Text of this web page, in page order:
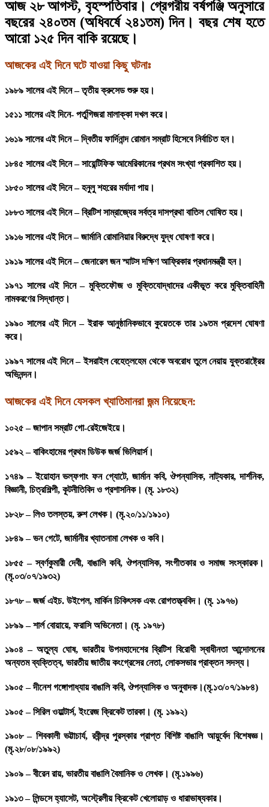
আজ ২৮ আগস্ট, বৃহস্পতিবার। গ্রেগরীয় বর্ষপঞ্জি অনুসারে
বছরের ২৪০তম (অধিবর্ষে ২৪১তম) দিন। বছর শেষ হতে
আরো ১২৫ দিন বাকি রয়েছে।
আজকের এই দিনে ঘটে যাওয়া কিছু ঘটনাঃ
১৯৮৯ সালের এই দিনে – তৃতীয় ক্রুসেড শুরু হয়।
১৫১১ সালের এই দিনে- পর্তুগিজরা মালাক্কা দখল করে।
১৬১৯ সালের এই দিনে – দ্বিতীয় ফার্দিনান্দ রোমান সম্রাট হিসেবে নির্বাচিত হন।
১৮৪৫ সালের এই দিনে – সায়েন্টিফিক আমেরিকানের প্রথম সংখ্যা প্রকাশিত হয়।
১৮৫০ সালের এই দিনে – হনুলু শহরের মর্যাদা পায়।
১৮৮৩ সালের এই দিনে – ব্রিটিশ সাম্রাজ্যের সর্বত্র দাসপ্রথা বাতিল ঘোষিত হয়।
১৯১৬ সালের এই দিনে – জার্মানি রোমানিয়ার বিরুদ্ধে যুদ্ধ ঘোষণা করে।
১৯১৯ সালের এই দিনে – জেনারেল জন স্মাটস দক্ষিণ আফ্রিকার প্রধানমন্ত্রী হন।
১৯৭১ সালের এই দিনে – মুক্তিফৌজ ও মুক্তিযোদ্ধাদের একীভূত করে মুক্তিবাহিনী
নামকরণের সিদ্ধান্ত।
১৯৯০ সালের এই দিনে – ইরাক আনুষ্ঠানিকভাবে কুয়েতকে তার ১৯তম প্রদেশ ঘোষণা
করে।
১৯৯৭ সালের এই দিনে – ইসরাইল বেহেত্লহেম থেকে অবরোধ তুলে নেয়ায় যুক্তরাষ্ট্রের
অভিনন্দন।
আজকের এই দিনে যেসকল খ্যাতিমানরা জন্ম নিয়েছেন:
১০২৫ – জাপান সম্রাট গো-রেইজেইয়ে।
১৫৯২ – বাকিংহামের প্রথম ডিউক জর্জ ভিলিয়ার্স।
১৭৪৯ – ইয়োহান ভল্ফগাং ফন গ্যোটে, জার্মান কবি, ঔপন্যাসিক, নাট্যকার, দার্শনিক,
বিজ্ঞানী, চিত্রশিল্পী, কূটনীতিবিদ ও প্রশাসনিক। (মৃ. ১৮৩২)
১৮২৮ – লিও তলস্তয়, রুশ লেখক। (মৃ.২০/১১/১৯১০)
১৮৪৯ – ভন গেটে, জার্মানীর খ্যাতনামা লেখক ও কবি।
১৮৫৫ – স্বর্ণকুমারী দেবী, বাঙালি কবি, ঔপন্যাসিক, সংগীতকার ও সমাজ সংস্কারক।
(মৃ.০৩/০৭/১৯৩২)
১৮৭৮ – জর্জ এইচ. উইপেল, মার্কিন চিকিৎসক এবং রোগতত্ত্ববিদ। (মৃ. ১৯৭৬)
১৮৯৯ – শার্ল বোয়ায়ে, ফরাসি অভিনেতা। (মৃ. ১৯৭৮)
১৯০৪ – অতুল্য ঘোষ, ভারতীয় উপমহাদেশের ব্রিটিশ বিরোধী স্বাধীনতা আন্দোলনের
অন্যতম ব্যক্তিত্ব, ভারতীয় জাতীয় কংগ্রেসের নেতা, লোকসভার প্রাক্তন সদস্য।
১৯০৫ – দীনেশ গঙ্গোপাধ্যায় বাঙালি কবি, ঔপন্যাসিক ও অনুবাদক।(মৃ.১৩/০৭/১৯৮৪)
১৯০৫ – সিরিল ওয়াল্টার্স, ইংরেজ ক্রিকেট তারকা। (মৃ. ১৯৯২)
১৯০৮ – শিবকালী ভট্টাচার্য, রবীন্দ্র পুরস্কার প্রাপ্ত বিশিষ্ট বাঙালি আয়ুর্বেদ বিশেষজ্ঞ।
(মৃ.২৮/০৮/১৯৯২)
১৯০৯ – বীরেন রায়, ভারতীয় বাঙালি বৈমানিক ও লেখক। (মৃ.১৯৯৬)
১৯১৩ – লিন্ডসে হ্যাসেট, অস্ট্রেলীয় ক্রিকেট খেলোয়াড় ও ধারাভাষ্যকার।